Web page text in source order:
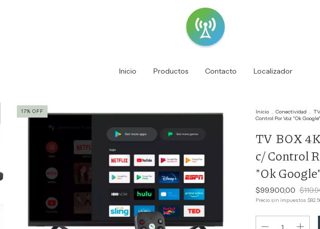
Inicio Productos Contacto Localizador
17% OFF Inicio . Conectividad .
Control Por Voz "Ok
TV BOX
c/ Control
"Ok
$99.900,00
Precio sin impuestos